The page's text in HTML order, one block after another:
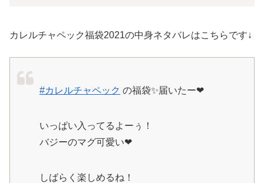
カレルチャペック福袋2021の中身ネタバレはこちらです↓
#カレルチャペック の福袋✨届いたー❤
いっぱい入ってるよーぅ！
バジーのマグ可愛い❤
しばらく楽しめるね！